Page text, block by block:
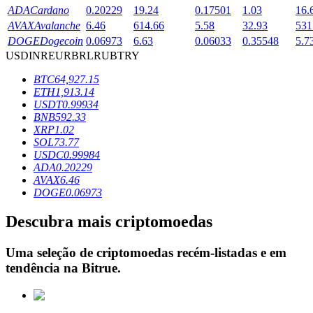
Bloqueios de BTR
Serviço de empréstimo apoiado por criptografia
ADACardano 0.20229 19.24 0.17501 1.03
AVAXAvalanche 6.46 614.66 5.58 32.93
DOGEDogecoin 0.06973 6.63 0.06033 0.35548
USDINREURBRLRUBTRY
BTC64,927.15
ETH1,913.14
USDT0.99934
BNB592.33
XRP1.02
SOL73.77
USDC0.99984
ADA0.20229
AVAX6.46
DOGE0.06973
Descubra mais criptomoedas
Uma seleção de criptomoedas recém-listadas e em
tendência na Bitrue.